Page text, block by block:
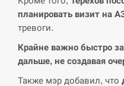
СЕРПЕНЬ
13:53
В Москве
дронов Украины
СЕРПЕНЬ
планировать визит на
тревоги.
Крайне важно быстро
дальше, не создавая
Также мэр добавил, что